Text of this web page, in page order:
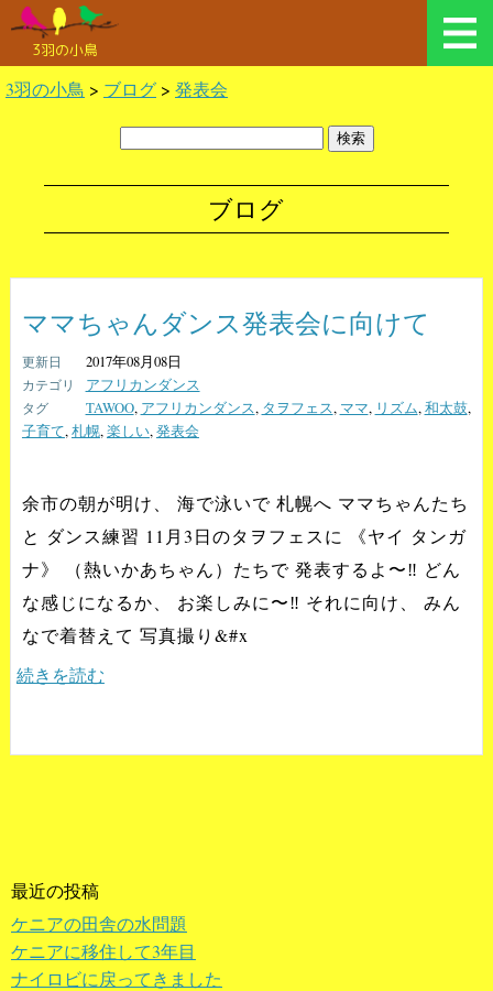
3羽の小鳥
3羽の小鳥 > ブログ > 発表会
ブログ
ママちゃんダンス発表会に向けて
2017年08月08日
アフリカンダンス
TAWOO, アフリカンダンス, タヲフェス, ママ, リズム,和太鼓,
子育て,札幌,楽しい,発表会
余市の朝が明け、 海で泳いで 札幌へ ママちゃんたち
と ダンス練習 11月3日のタヲフェスに 《ヤイ タンガ
ナ》 （熱いかあちゃん）たちで 発表するよ〜‼️ どん
な感じになるか、 お楽しみに〜‼️ それに向け、 みん
なで着替えて 写真撮り&#x
続きを読む
最近の投稿
ケニアの田舎の水問題
ケニアに移住して3年目
ナイロビに戻ってきました